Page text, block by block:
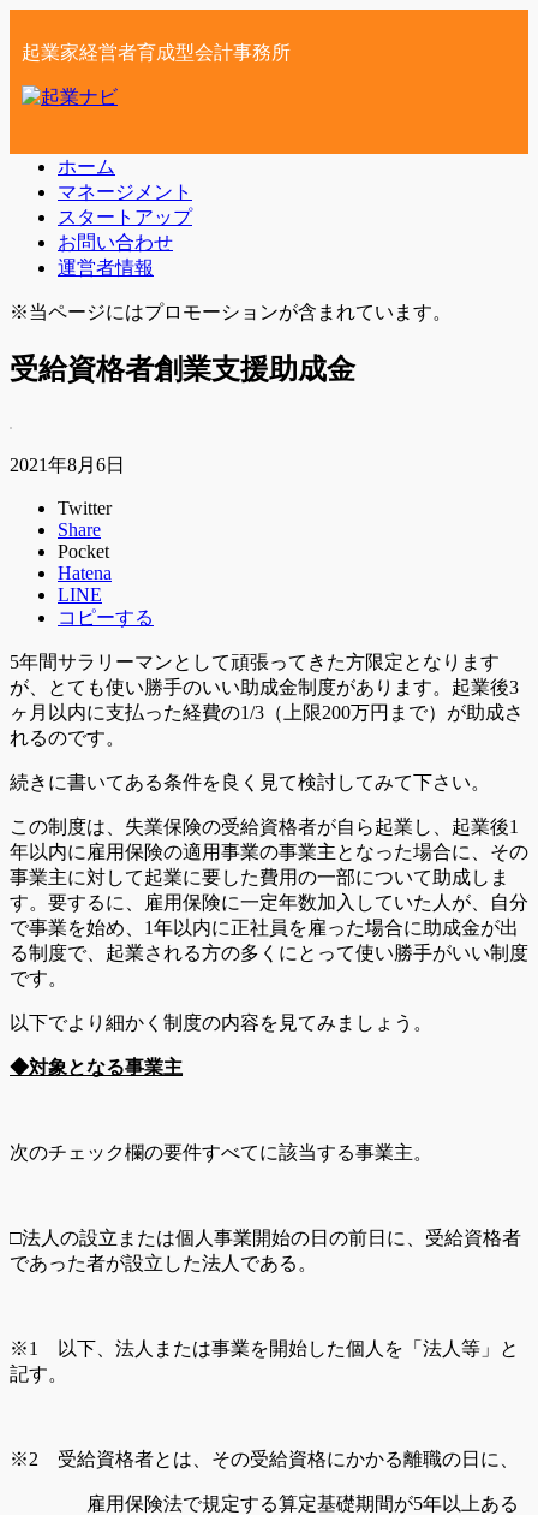
起業家経営者育成型会計事務所
ホーム
マネージメント
スタートアップ
お問い合わせ
運営者情報
※当ページにはプロモーションが含まれています。
受給資格者創業支援助成金
2021年8月6日
Twitter
Share
Pocket
Hatena
LINE
コピーする
5年間サラリーマンとして頑張ってきた方限定となります
が、とても使い勝手のいい助成金制度があります。起業後3
ヶ月以内に支払った経費の1/3（上限200万円まで）が助成さ
れるのです。
続きに書いてある条件を良く見て検討してみて下さい。
この制度は、失業保険の受給資格者が自ら起業し、起業後1
年以内に雇用保険の適用事業の事業主となった場合に、その
事業主に対して起業に要した費用の一部について助成しま
す。要するに、雇用保険に一定年数加入していた人が、自分
で事業を始め、1年以内に正社員を雇った場合に助成金が出
る制度で、起業される方の多くにとって使い勝手がいい制度
です。
以下でより細かく制度の内容を見てみましょう。
◆対象となる事業主
次のチェック欄の要件すべてに該当する事業主。
□法人の設立または個人事業開始の日の前日に、受給資格者
であった者が設立した法人である。
※1 以下、法人または事業を開始した個人を「法人等」と
記す。
※2 受給資格者とは、その受給資格にかかる離職の日に、
雇用保険法で規定する算定基礎期間が5年以上ある